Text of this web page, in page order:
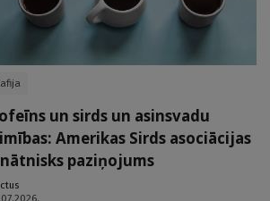
un sirds un asinsvadu
Amerikas Sirds asociācijas
paziņojums